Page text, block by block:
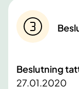
Beslutning
27.01.2020